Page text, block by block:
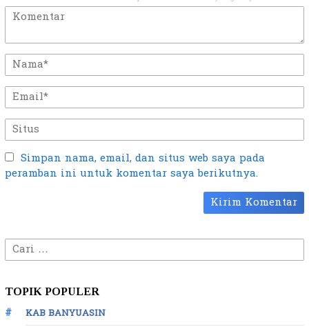
Simpan nama, email, dan situs web saya pada
peramban ini untuk komentar saya berikutnya.
Cari
untuk:
TOPIK POPULER
KAB BANYUASIN